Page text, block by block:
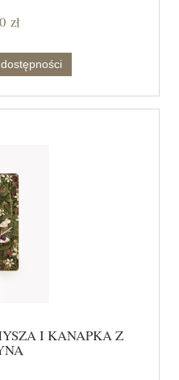
zł
I KANAPKA Z